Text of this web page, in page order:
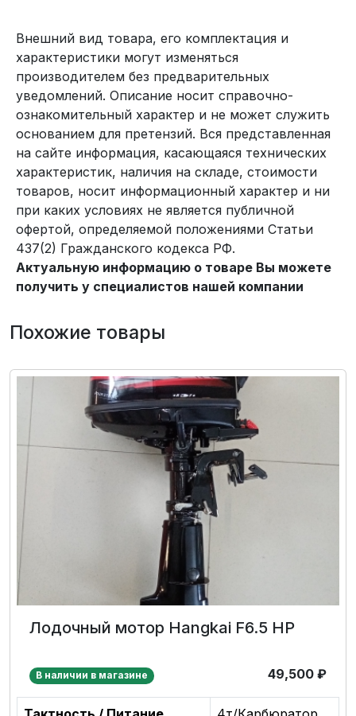
Внешний вид товара, его комплектация и
характеристики могут изменяться
производителем без предварительных
уведомлений. Описание носит справочно-
ознакомительный характер и не может служить
основанием для претензий. Вся представленная
на сайте информация, касающаяся технических
характеристик, наличия на складе, стоимости
товаров, носит информационный характер и ни
при каких условиях не является публичной
офертой, определяемой положениями Статьи
437(2) Гражданского кодекса РФ.
Актуальную информацию о товаре Вы можете
получить у специалистов нашей компании
Похожие товары
Лодочный мотор Hangkai F6.5 HP
В наличии в магазине 49,500 ₽